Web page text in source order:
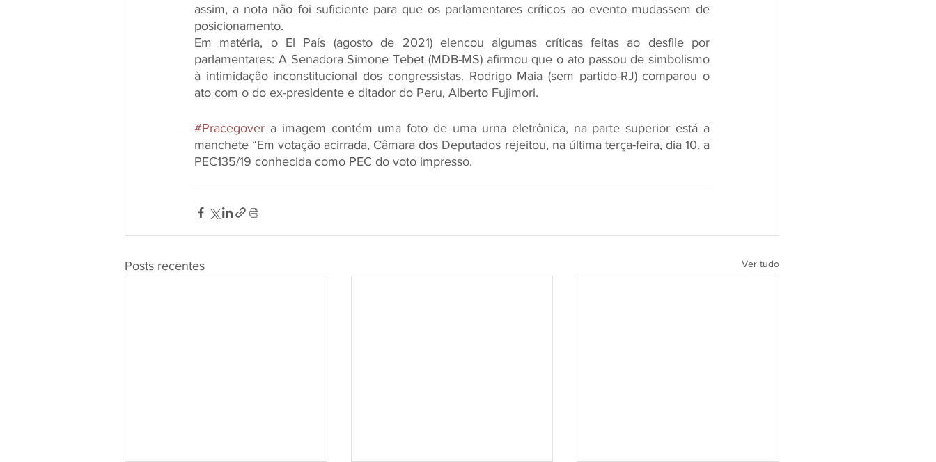
assim, a nota não foi suficiente para que os parlamentares críticos ao evento mudassem de
posicionamento.
Em matéria, o El País (agosto de 2021) elencou algumas críticas feitas ao desfile por
parlamentares: A Senadora Simone Tebet (MDB-MS) afirmou que o ato passou de simbolismo
à intimidação inconstitucional dos congressistas. Rodrigo Maia (sem partido-RJ) comparou o
ato com o do ex-presidente e ditador do Peru, Alberto Fujimori.
#Pracegover a imagem contém uma foto de uma urna eletrônica, na parte superior está a
manchete “Em votação acirrada, Câmara dos Deputados rejeitou, na última terça-feira, dia 10, a
PEC135/19 conhecida como PEC do voto impresso.
Posts recentes Ver tudo